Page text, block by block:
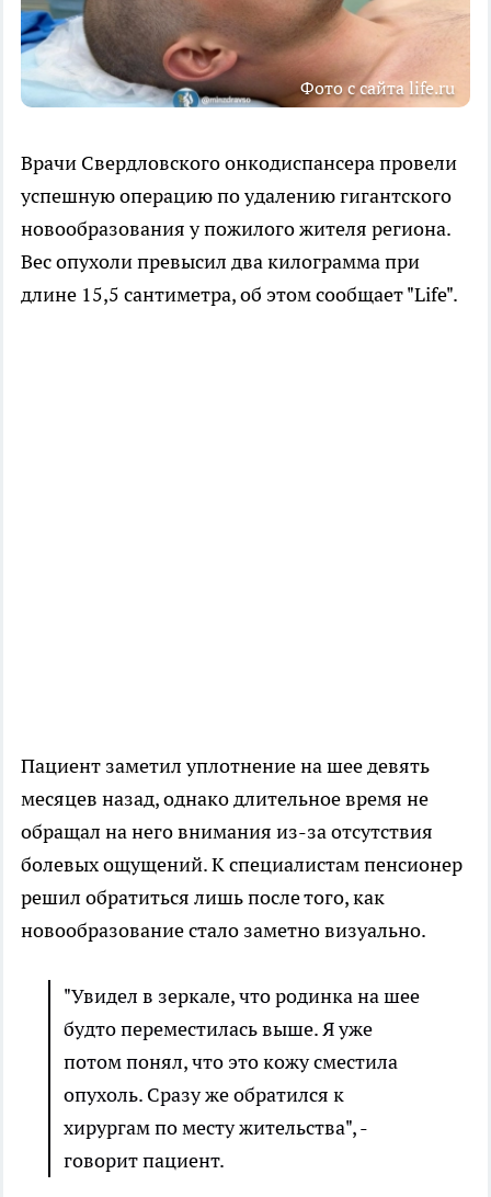
Фото с сайта life.ru
Врачи Свердловского онкодиспансера провели
успешную операцию по удалению гигантского
новообразования у пожилого жителя региона.
Вес опухоли превысил два килограмма при
длине 15,5 сантиметра, об этом сообщает "Life".
Пациент заметил уплотнение на шее девять
месяцев назад, однако длительное время не
обращал на него внимания из-за отсутствия
болевых ощущений. К специалистам пенсионер
решил обратиться лишь после того, как
новообразование стало заметно визуально.
"Увидел в зеркале, что родинка на шее
будто переместилась выше. Я уже
потом понял, что это кожу сместила
опухоль. Сразу же обратился к
хирургам по месту жительства", -
говорит пациент.